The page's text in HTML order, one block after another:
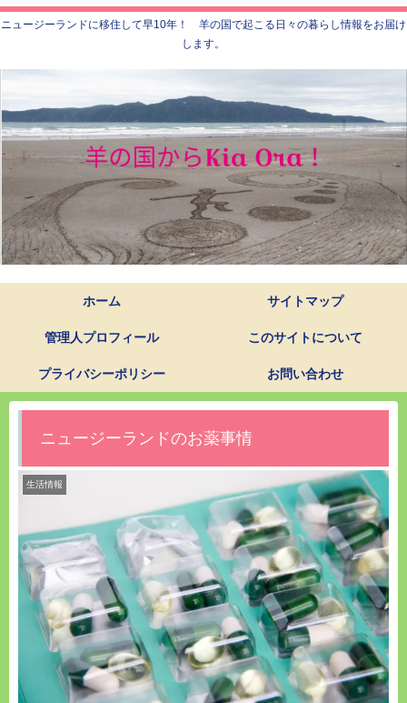
ニュージーランドに移住して早10年！ 羊の国で起こる日々の暮らし情報をお届け
します。
ホーム サイトマップ
管理人プロフィール このサイトについて
プライバシーポリシー お問い合わせ
ニュージーランドのお薬事情
生活情報